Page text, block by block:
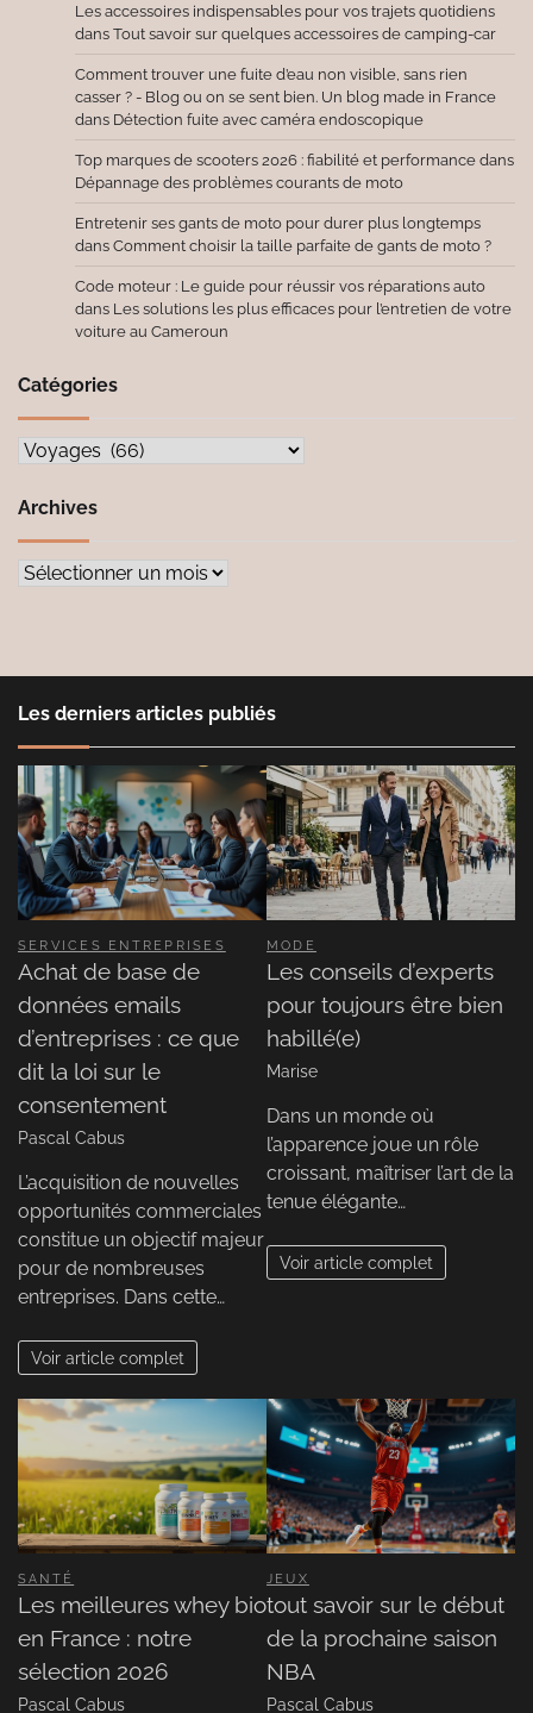
Les accessoires indispensables pour vos trajets quotidiens
dans Tout savoir sur quelques accessoires de camping-car
Comment trouver une fuite d’eau non visible, sans rien
casser ? - Blog ou on se sent bien. Un blog made in France
dans Détection fuite avec caméra endoscopique
Top marques de scooters 2026 : fiabilité et performance dans
Dépannage des problèmes courants de moto
Entretenir ses gants de moto pour durer plus longtemps
dans Comment choisir la taille parfaite de gants de moto ?
Code moteur : Le guide pour réussir vos réparations auto
dans Les solutions les plus efficaces pour l’entretien de votre
voiture au Cameroun
Catégories
Catégories
Archives
Archives
Les derniers articles publiés
SERVICES ENTREPRISES
Achat de base de
données emails
d’entreprises : ce que
dit la loi sur le
consentement
Pascal Cabus
L’acquisition de nouvelles
opportunités commerciales
constitue un objectif majeur
pour de nombreuses
entreprises. Dans cette…
Voir article complet
MODE
Les conseils d’experts
pour toujours être bien
habillé(e)
Marise
Dans un monde où
l’apparence joue un rôle
croissant, maîtriser l’art de la
tenue élégante…
Voir article complet
SANTÉ
Les meilleures whey bio
en France : notre
sélection 2026
Pascal Cabus
JEUX
tout savoir sur le début
de la prochaine saison
NBA
Pascal Cabus